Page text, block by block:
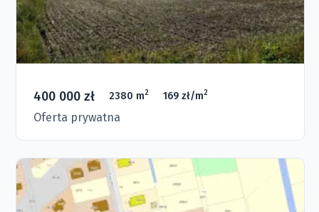
400 000 zł 2380 m2 169 zł/m2
Oferta prywatna